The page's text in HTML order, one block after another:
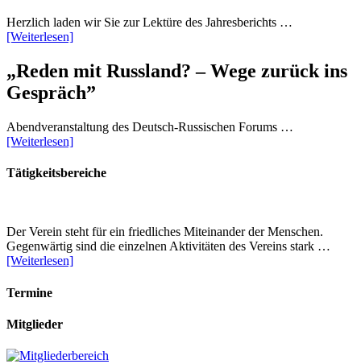
Herzlich laden wir Sie zur Lektüre des Jahresberichts …
[Weiterlesen]
„Reden mit Russland? – Wege zurück ins
Gespräch”
Abendveranstaltung des Deutsch-Russischen Forums …
[Weiterlesen]
Tätigkeitsbereiche
Der Verein steht für ein friedliches Miteinander der Menschen.
Gegenwärtig sind die einzelnen Aktivitäten des Vereins stark …
[Weiterlesen]
Termine
Mitglieder